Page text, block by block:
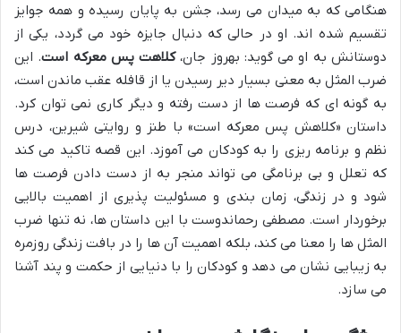
هنگامی که به میدان می رسد، جشن به پایان رسیده و همه جوایز
تقسیم شده اند. او در حالی که دنبال جایزه خود می گردد، یکی از
دوستانش به او می گوید: بهروز جان،کلاهت پس معرکه است. این
ضرب المثل به معنی بسیار دیر رسیدن یا از قافله عقب ماندن است،
به گونه ای که فرصت ها از دست رفته و دیگر کاری نمی توان کرد.
داستان «کلاهش پس معرکه است» با طنز و روایتی شیرین، درس
نظم و برنامه ریزی را به کودکان می آموزد. این قصه تاکید می کند
که تعلل و بی برنامگی می تواند منجر به از دست دادن فرصت ها
شود و در زندگی، زمان بندی و مسئولیت پذیری از اهمیت بالایی
برخوردار است. مصطفی رحماندوست با این داستان ها، نه تنها ضرب
المثل ها را معنا می کند، بلکه اهمیت آن ها را در بافت زندگی روزمره
به زیبایی نشان می دهد و کودکان را با دنیایی از حکمت و پند آشنا
می سازد.